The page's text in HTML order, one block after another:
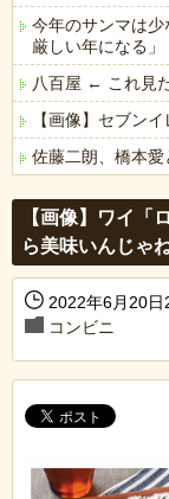
今年のサンマは少
厳しい年になる」
八百屋 ← これ見
【画像】セブン
佐藤二朗、橋本
【画像】ワイ「
ら美味いんじゃ
2022年6月20
コンビニ